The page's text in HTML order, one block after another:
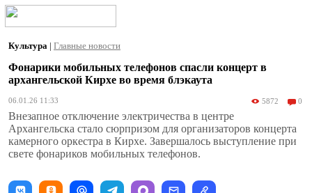
Культура | Главные новости
Фонарики мобильных телефонов спасли концерт в
архангельской Кирхе во время блэкаута
06.01.26 11:33 5872 0
Внезапное отключение электричества в центре
Архангельска стало сюрпризом для организаторов концерта
камерного оркестра в Кирхе. Завершалось выступление при
свете фонариков мобильных телефонов.